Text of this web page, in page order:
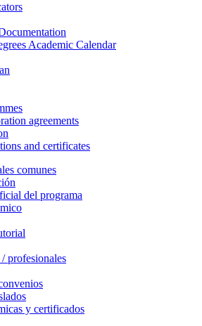
Academic Calendar
agreements
and certificates
comunes
del programa
profesionales
y certificados